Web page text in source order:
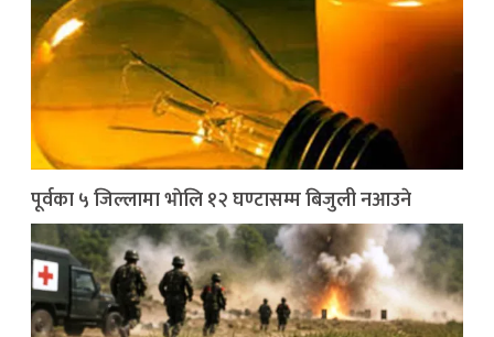
पूर्वका ५ जिल्लामा भाेलि १२ घण्टासम्म बिजुली नआउने